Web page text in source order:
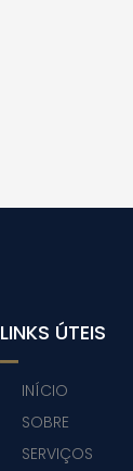
LINKS ÚTEIS
INÍCIO
SOBRE
SERVIÇOS